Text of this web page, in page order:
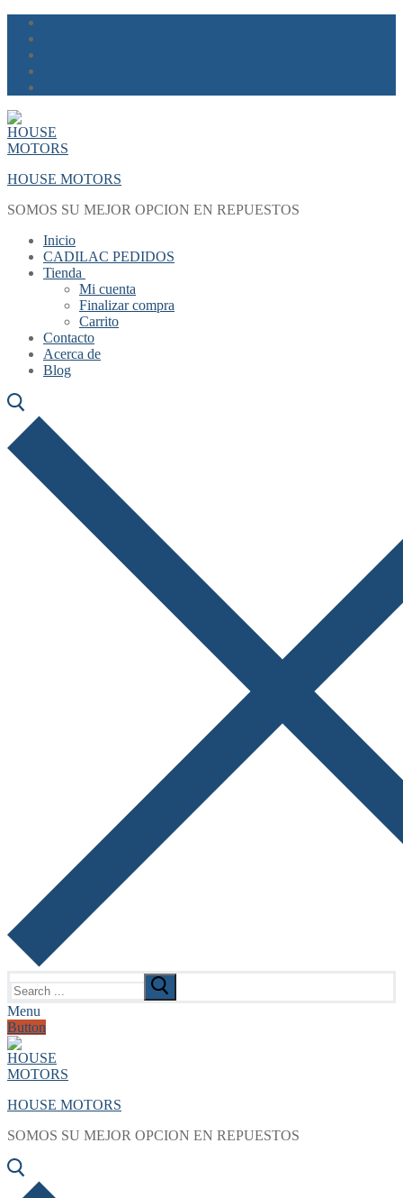
Skip
content
Menu
Close
HOUSE MOTORS
SOMOS SU MEJOR OPCION EN REPUESTOS
Inicio
CADILAC PEDIDOS
Tienda
Mi cuenta
Finalizar compra
Carrito
Contacto
Acerca de
Blog
for:
Menu
Button
HOUSE MOTORS
SOMOS SU MEJOR OPCION EN REPUESTOS